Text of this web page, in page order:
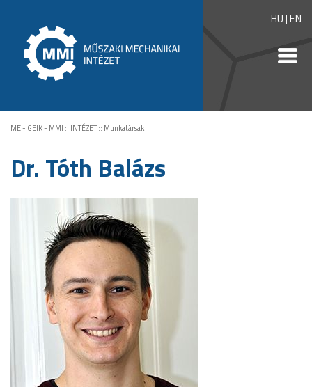
HU|EN
ME - GEIK - MMI :: INTÉZET:: Munkatársak
Dr. Tóth Balázs